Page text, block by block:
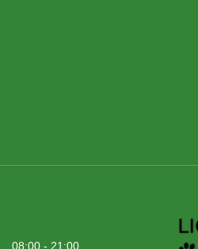
08:00 - 21:00